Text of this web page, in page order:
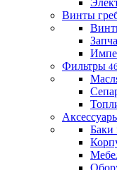
Винты
Фильтры 46
Баки